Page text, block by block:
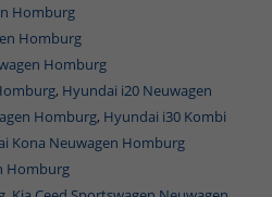
Homburg
Homburg
Homburg
, Hyundai i20 Neuwagen
Homburg, Hyundai i30 Kombi
Kona Neuwagen Homburg
Homburg